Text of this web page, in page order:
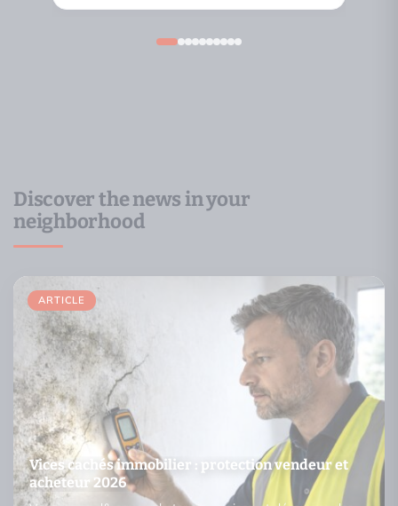
Discover the news in your
neighborhood
ARTICLE
Vices cachés immobilier : protection vendeur et
acheteur 2026